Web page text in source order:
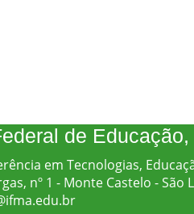
de
em Tecnologias,
nº 1 - Monte Castelo - São